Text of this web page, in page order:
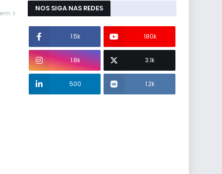
NOS SIGA NAS REDES
1.5k 180k
1.8k 3.1k
500 1.2k